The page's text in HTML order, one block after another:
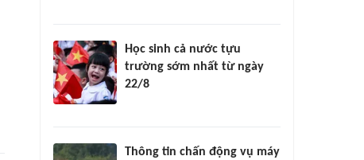
Học sinh cả nước tựu
trường sớm nhất từ ngày
22/8
Thông tin chấn động vụ máy